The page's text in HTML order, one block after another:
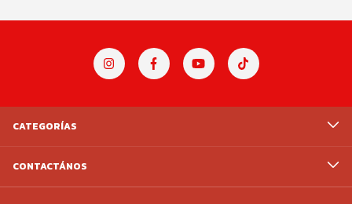
CATEGORÍAS
CONTACTÁNOS